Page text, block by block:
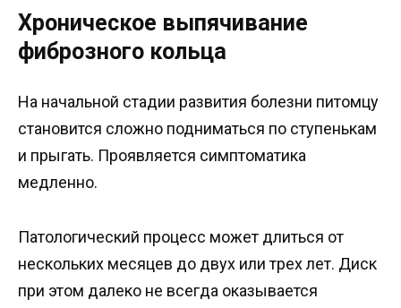
Хроническое выпячивание
фиброзного кольца
На начальной стадии развития болезни питомцу
становится сложно подниматься по ступенькам
и прыгать. Проявляется симптоматика
медленно.
Патологический процесс может длиться от
нескольких месяцев до двух или трех лет. Диск
при этом далеко не всегда оказывается